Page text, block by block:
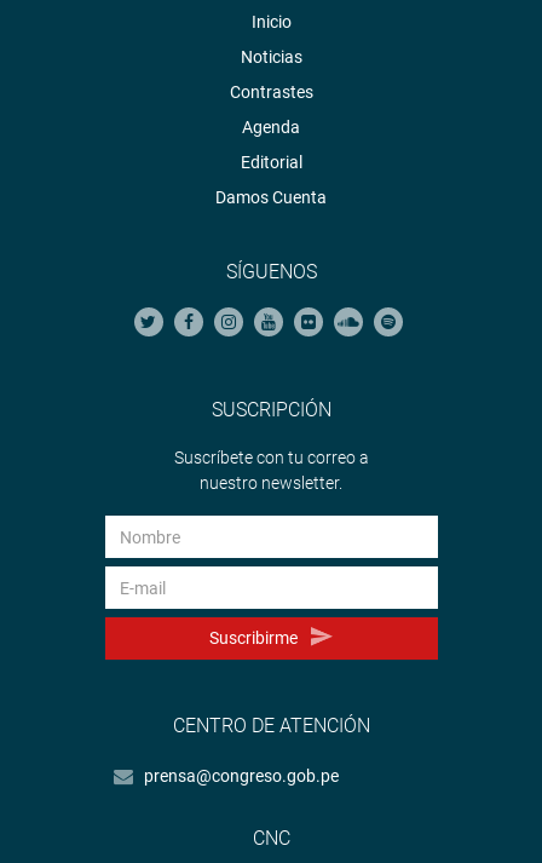
Inicio
Noticias
Contrastes
Agenda
Editorial
Damos Cuenta
SÍGUENOS
SUSCRIPCIÓN
Suscríbete con tu correo a
nuestro newsletter.
Suscribirme
CENTRO DE ATENCIÓN
prensa@congreso.gob.pe
CNC